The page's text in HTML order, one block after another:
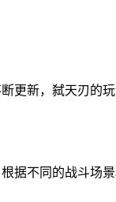
更新，弑天刃的
据不同的战斗场